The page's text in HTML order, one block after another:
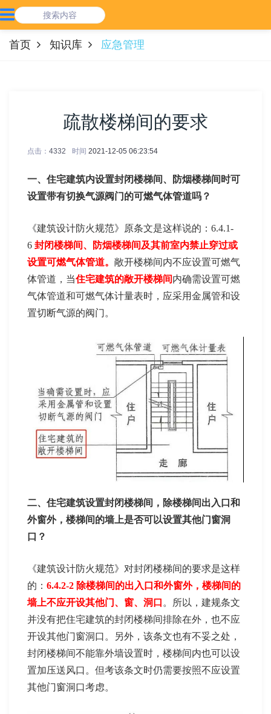
首页 知识库 应急管理
疏散楼梯间的要求
点击： 4332 时间 2021-12-05 06:23:54
一、住宅建筑内设置封闭楼梯间、防烟楼梯间时可
设置带有切换气源阀门的可燃气体管道吗？
《建筑设计防火规范》原条文是这样说的：6.4.1-
6 封闭楼梯间、防烟楼梯间及其前室内禁止穿过或
设置可燃气体管道。 敞开楼梯间内不应设置可燃气
体管道，当住宅建筑的敞开楼梯间内确需设置可燃
气体管道和可燃气体计量表时，应采用金属管和设
置切断气源的阀门。
二、住宅建筑设置封闭楼梯间，除楼梯间出入口和
外窗外，楼梯间的墙上是否可以设置其他门窗洞
口？
《建筑设计防火规范》对封闭楼梯间的要求是这样
的： 6.4.2-2 除楼梯间的出入口和外窗外，楼梯间的
墙上不应开设其他门、窗、洞口 。所以，建规条文
并没有把住宅建筑的封闭楼梯间排除在外，也不应
开设其他门窗洞口。另外，该条文也有不妥之处，
封闭楼梯间不能靠外墙设置时，楼梯间内也可以设
置加压送风口。但考该条文时仍需要按照不应设置
其他门窗洞口考虑。